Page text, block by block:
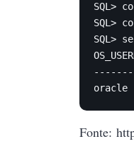
SQL>
SQL>
SQL>
Fonte: